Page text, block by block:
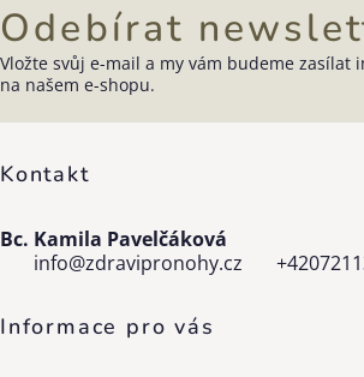
Zápatí
Kontakt
Bc. Kamila Pavelčáková
info@zdravipronohy.cz
Informace pro vás
Odebírat
Vložte svůj e-mail a my vám budeme zasílat
na našem e-shopu.